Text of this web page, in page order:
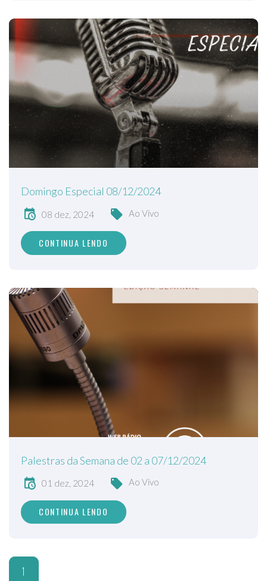
Domingo Especial 08/12/2024
08 dez, 2024 Ao Vivo
CONTINUA LENDO
Palestras da Semana de 02 a 07/12/2024
01 dez, 2024 Ao Vivo
CONTINUA LENDO
1